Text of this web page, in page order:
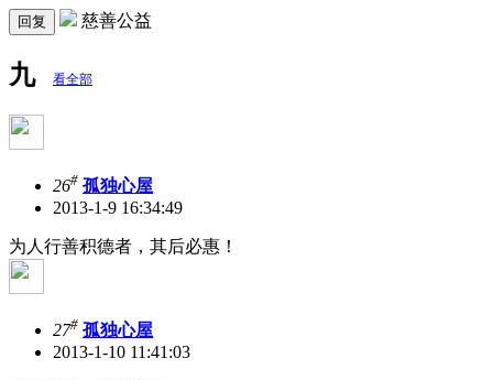
回复 慈善公益
九 看全部
26# 孤独心屋
2013-1-9 16:34:49
为人行善积德者，其后必惠！
27# 孤独心屋
2013-1-10 11:41:03